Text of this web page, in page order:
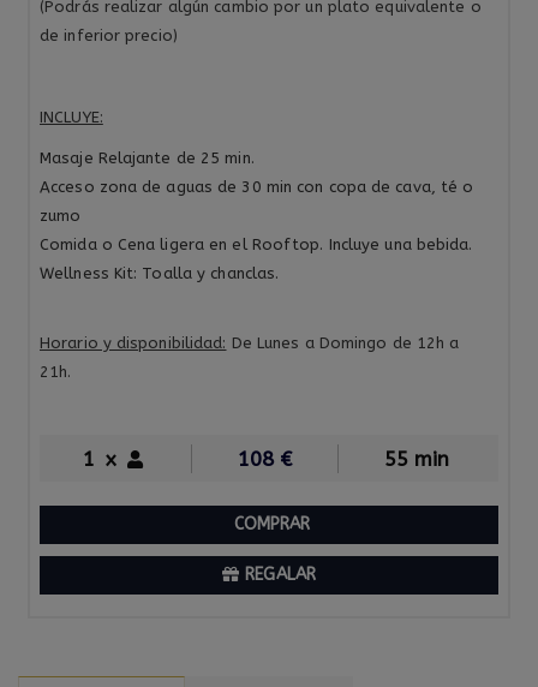
(Podrás realizar algún cambio por un plato equivalente o
de inferior precio)
INCLUYE:
Masaje Relajante de 25 min.
Acceso zona de aguas de 30 min con copa de cava, té o
zumo
Comida o Cena ligera en el Rooftop. Incluye una bebida.
Wellness Kit: Toalla y chanclas.
Horario y disponibilidad: De Lunes a Domingo de 12h a
21h.
1 x 108€ 55 min
COMPRAR
REGALAR